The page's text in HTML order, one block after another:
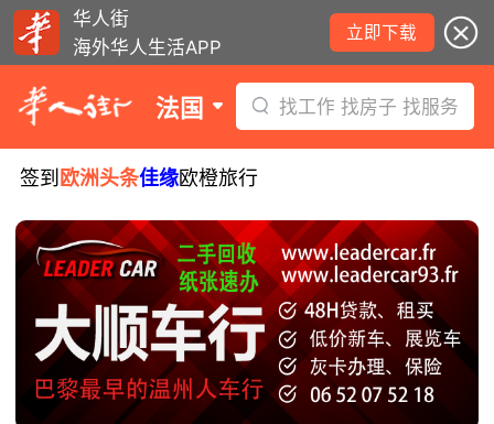
华人街
海外华人生活APP
立即下载
法国 找工作 找房子 找服务
签到 欧洲头条佳缘欧橙旅行